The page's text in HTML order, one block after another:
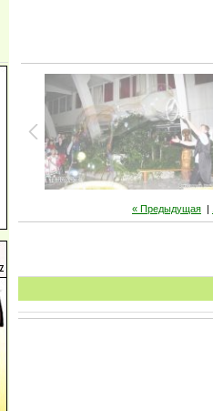
« Предыдущая |